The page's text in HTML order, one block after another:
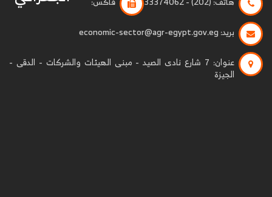
بريد:
عنوان:
7 شارع نادى الصيد - مبنى الهيئات والشركات - الدقى -
الجيزة